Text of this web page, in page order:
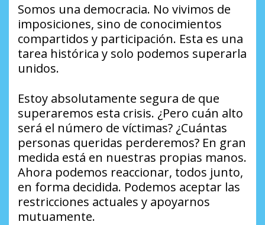
Somos una democracia. No vivimos de
imposiciones, sino de conocimientos
compartidos y participación. Esta es una
tarea histórica y solo podemos superarla
unidos.
Estoy absolutamente segura de que
superaremos esta crisis. ¿Pero cuán alto
será el número de víctimas? ¿Cuántas
personas queridas perderemos? En gran
medida está en nuestras propias manos.
Ahora podemos reaccionar, todos junto,
en forma decidida. Podemos aceptar las
restricciones actuales y apoyarnos
mutuamente.